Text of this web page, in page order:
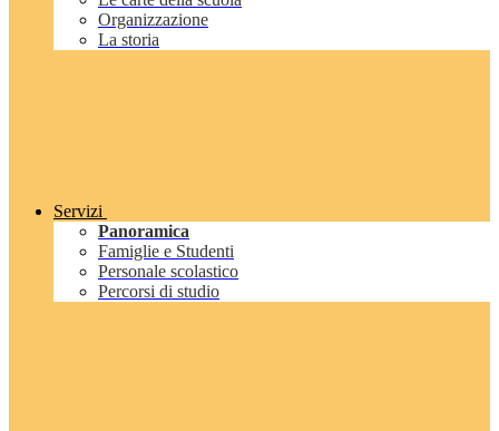
Organizzazione
La storia
Servizi
Panoramica
Famiglie e Studenti
Personale scolastico
Percorsi di studio